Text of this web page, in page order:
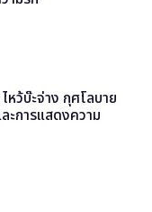
หว้บ๊ะจ่าง กุศโลบาย
ะการแสดงความ